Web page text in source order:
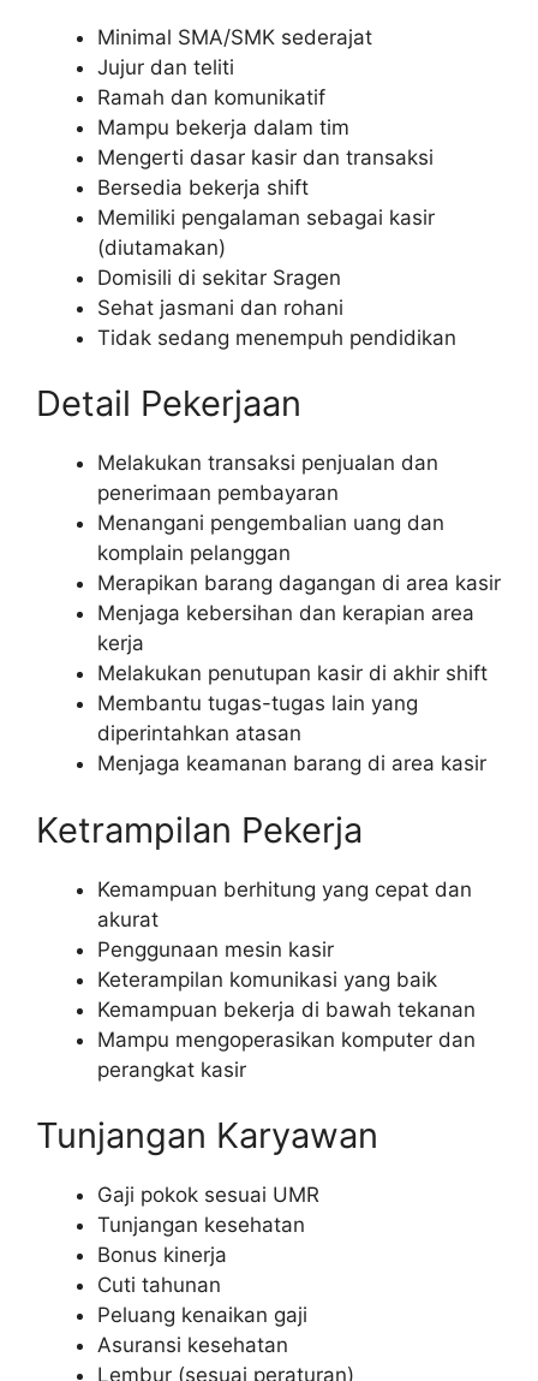
Minimal SMA/SMK sederajat
Jujur dan teliti
Ramah dan komunikatif
Mampu bekerja dalam tim
Mengerti dasar kasir dan transaksi
Bersedia bekerja shift
Memiliki pengalaman sebagai kasir
(diutamakan)
Domisili di sekitar Sragen
Sehat jasmani dan rohani
Tidak sedang menempuh pendidikan
Detail Pekerjaan
Melakukan transaksi penjualan dan
penerimaan pembayaran
Menangani pengembalian uang dan
komplain pelanggan
Merapikan barang dagangan di area kasir
Menjaga kebersihan dan kerapian area
kerja
Melakukan penutupan kasir di akhir shift
Membantu tugas-tugas lain yang
diperintahkan atasan
Menjaga keamanan barang di area kasir
Ketrampilan Pekerja
Kemampuan berhitung yang cepat dan
akurat
Penggunaan mesin kasir
Keterampilan komunikasi yang baik
Kemampuan bekerja di bawah tekanan
Mampu mengoperasikan komputer dan
perangkat kasir
Tunjangan Karyawan
Gaji pokok sesuai UMR
Tunjangan kesehatan
Bonus kinerja
Cuti tahunan
Peluang kenaikan gaji
Asuransi kesehatan
Lembur (sesuai peraturan)